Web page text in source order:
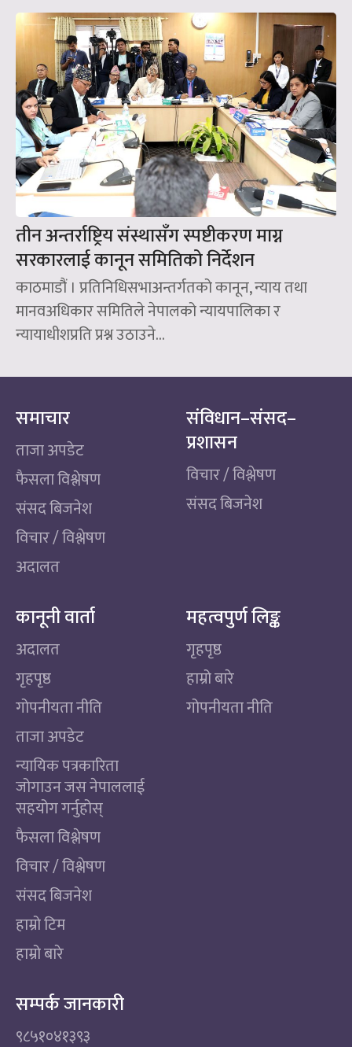
तीन अन्तर्राष्ट्रिय संस्थासँग स्पष्टीकरण माग्न
सरकारलाई कानून समितिको निर्देशन
काठमाडौं । प्रतिनिधिसभाअन्तर्गतको कानून, न्याय तथा
मानवअधिकार समितिले नेपालको न्यायपालिका र
न्यायाधीशप्रति प्रश्न उठाउने...
समाचार
ताजा अपडेट
फैसला विश्लेषण
संसद बिजनेश
विचार / विश्लेषण
अदालत
संविधान–संसद–
प्रशासन
विचार / विश्लेषण
संसद बिजनेश
कानूनी वार्ता
अदालत
गृहपृष्ठ
गोपनीयता नीति
ताजा अपडेट
न्यायिक पत्रकारिता
जोगाउन जस नेपाललाई
सहयोग गर्नुहोस्
फैसला विश्लेषण
विचार / विश्लेषण
संसद बिजनेश
हाम्रो टिम
हाम्रो बारे
महत्वपुर्ण लिङ्क
गृहपृष्ठ
हाम्रो बारे
गोपनीयता नीति
सम्पर्क जानकारी
९८५१०४१३९३